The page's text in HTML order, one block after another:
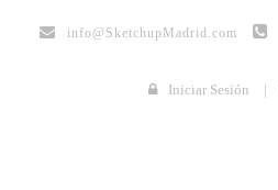
info@SketchupMadrid.com
Iniciar Sesión |